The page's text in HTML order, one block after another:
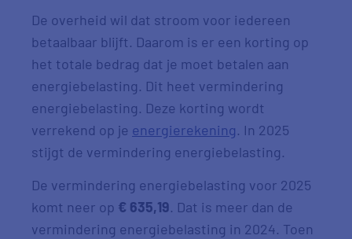
De overheid wil dat stroom voor iedereen
betaalbaar blijft. Daarom is er een korting op
het totale bedrag dat je moet betalen aan
energiebelasting. Dit heet vermindering
energiebelasting. Deze korting wordt
verrekend op je energierekening. In 2025
stijgt de vermindering energiebelasting.
De vermindering energiebelasting voor 2025
komt neer op € 635,19. Dat is meer dan de
vermindering energiebelasting in 2024. Toen